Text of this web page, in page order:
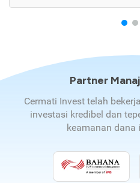
Partner
Cermati Invest telah
investasi kredibel dan
keamanan dana